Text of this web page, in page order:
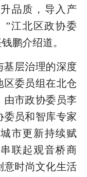
品质，导入产
”江北区政协委
鹏介绍道。
层治理的深度
区委员组在北仓
由市政协委员李
委员和智库专家
市更新持续赋
联起观音桥商
意时尚文化生活